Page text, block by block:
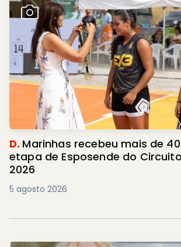
D. Marinhas recebeu mais de
etapa de Esposende do
2026
5 agosto 2026